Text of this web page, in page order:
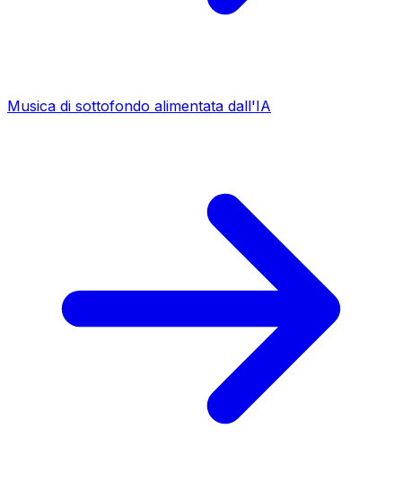
Musica di sottofondo alimentata dall'IA